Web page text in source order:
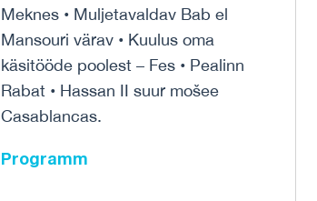
Meknes • Muljetavaldav Bab el
Mansouri värav • Kuulus oma
käsitööde poolest – Fes • Pealinn
Rabat • Hassan II suur mošee
Casablancas.
Programm